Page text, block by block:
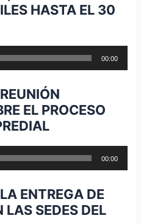
HASTA EL 30
00:00
EL PROCESO
00:00
ENTREGA DE
LAS SEDES DEL